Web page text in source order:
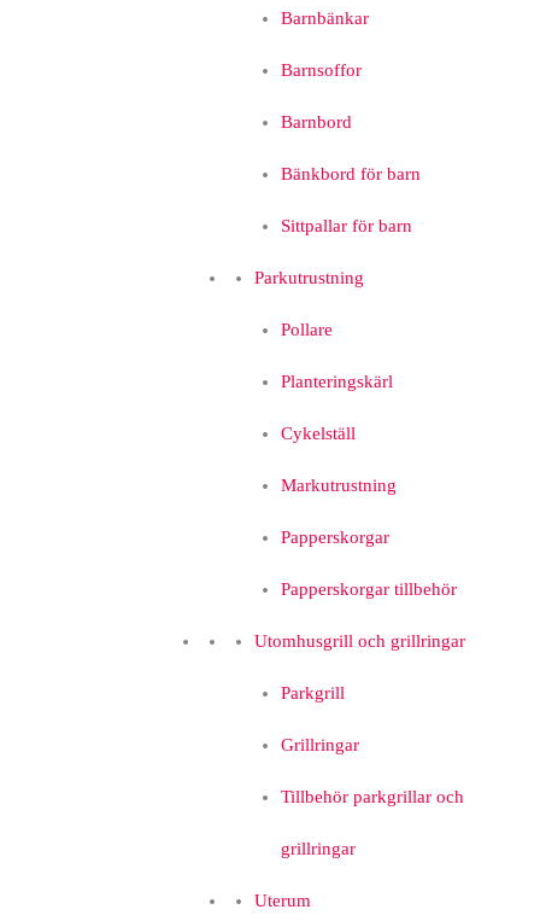
Barnbänkar
Barnsoffor
Barnbord
Bänkbord för barn
Sittpallar för barn
Parkutrustning
Pollare
Planteringskärl
Cykelställ
Markutrustning
Papperskorgar
Papperskorgar tillbehör
Utomhusgrill och grillringar
Parkgrill
Grillringar
Tillbehör parkgrillar och
grillringar
Uterum